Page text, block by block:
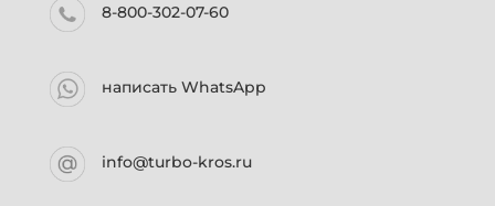
8-800-302-07-60
написать WhatsApp
info@turbo-kros.ru